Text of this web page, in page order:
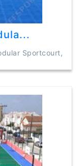
Sportcourt,